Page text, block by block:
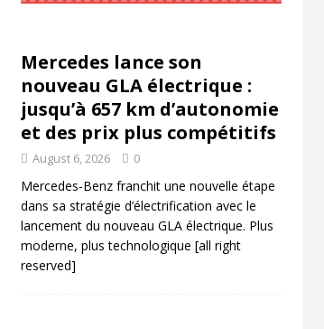
Mercedes lance son
nouveau GLA électrique :
jusqu’à 657 km d’autonomie
et des prix plus compétitifs
August 6, 2026 0
Mercedes-Benz franchit une nouvelle étape
dans sa stratégie d’électrification avec le
lancement du nouveau GLA électrique. Plus
moderne, plus technologique [all right
reserved]